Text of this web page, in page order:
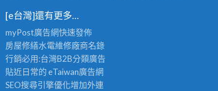
[e台灣]還有更多…
myPost廣告網快速發佈
房屋修繕水電維修廠商名錄
行銷必用:台灣B2B分類廣告
貼近日常的 eTaiwan廣告網
SEO搜尋引擎優化增加外連